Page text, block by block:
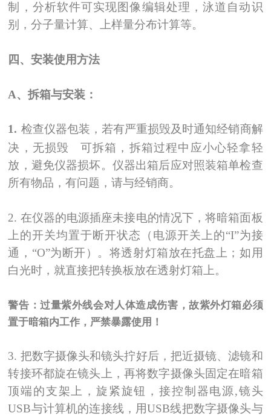
制，分析软件可实现图像编辑处理，泳道自动识
别，分子量计算、上样量分布计算等。
四、安装使用方法
A、拆箱与安装：
1. 检查仪器包装，若有严重损毁及时通知经销商解
决，无损毁 可拆箱，拆箱过程中应小心轻拿轻
放，避免仪器损坏。仪器出箱后应对照装箱单检查
所有物品，有问题，请与经销商。
2. 在仪器的电源插座未接电的情况下，将暗箱面板
上的开关均置于断开状态（电源开关上的“I”为接
通，“О”为断开）。将透射灯箱放在托盘上；如用
白光时，就直接把转换板放在透射灯箱上。
警告：过量紫外线会对人体造成伤害，故紫外灯箱必须
置于暗箱内工作，严禁暴露使用！
3. 把数字摄像头和镜头拧好后，把近摄镜、滤镜和
转接环都旋在镜头上，再将数字摄像头固定在暗箱
顶端的支架上，旋紧旋钮，接控制器电源,镜头
USB与计算机的连接线，用USB线把数字摄像头与